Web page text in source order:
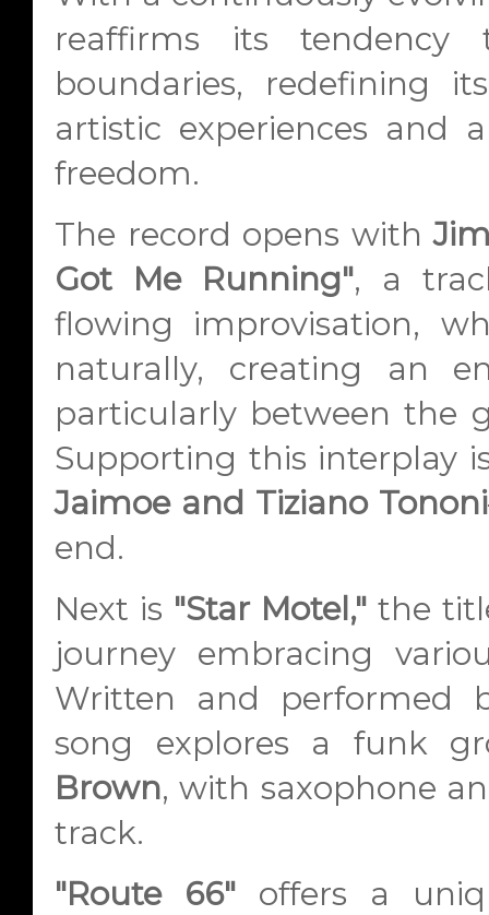
reaffirms its tendency
boundaries, redefining
artistic experiences and
freedom.
The record opens with
Got Me Running", a
flowing improvisation,
naturally, creating an
particularly between the
Supporting this interplay
Jaimoe and Tiziano Tononi
end.
Next is "Star Motel," the
journey embracing
Written and performed
song explores a funk
Brown, with saxophone
track.
"Route 66"offers a